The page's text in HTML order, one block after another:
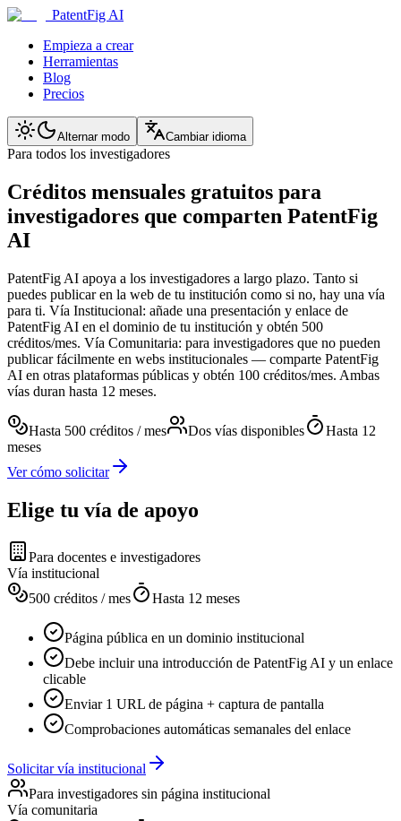
PatentFig AI
Empieza a crear
Herramientas
Blog
Precios
Alternar modo Cambiar idioma
Para todos los investigadores
Créditos mensuales gratuitos para
investigadores que comparten PatentFig
AI
PatentFig AI apoya a los investigadores a largo plazo. Tanto si
puedes publicar en la web de tu institución como si no, hay una vía
para ti. Vía Institucional: añade una presentación y enlace de
PatentFig AI en el dominio de tu institución y obtén 500
créditos/mes. Vía Comunitaria: para investigadores que no pueden
publicar fácilmente en webs institucionales — comparte PatentFig
AI en otras plataformas públicas y obtén 100 créditos/mes. Ambas
vías duran hasta 12 meses.
Hasta 500 créditos / mes Dos vías disponibles
Hasta 12
meses
Ver cómo solicitar
Elige tu vía de apoyo
Para docentes e investigadores
Vía institucional
500 créditos / mes
Hasta 12 meses
Página pública en un dominio institucional
Debe incluir una introducción de PatentFig AI y un enlace
clicable
Enviar 1 URL de página + captura de pantalla
Comprobaciones automáticas semanales del enlace
Solicitar vía institucional
Para investigadores sin página institucional
Vía comunitaria